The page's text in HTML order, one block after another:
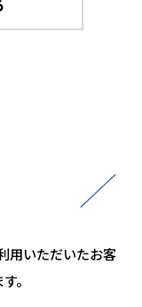
用いただいたお客
。